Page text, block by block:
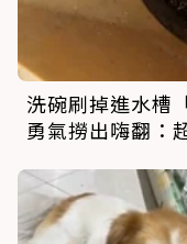
洗碗刷掉進水槽
勇氣撈出嗨翻：